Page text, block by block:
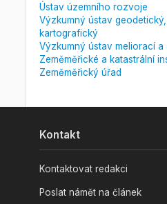
Ústav územního rozvoje
Výzkumný ústav
kartografický
Výzkumný ústav meliorací
Zeměměřické a katastrální
Zeměměřický úřad
Kontakt
Kontaktovat redakci
Poslat námět na článek